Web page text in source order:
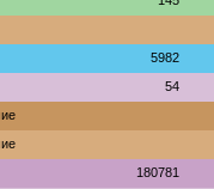
5982
54
180781